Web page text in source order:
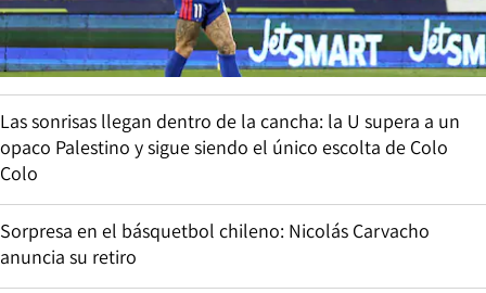
Las sonrisas llegan dentro de la cancha: la U supera a un
opaco Palestino y sigue siendo el único escolta de Colo
Colo
Sorpresa en el básquetbol chileno: Nicolás Carvacho
anuncia su retiro